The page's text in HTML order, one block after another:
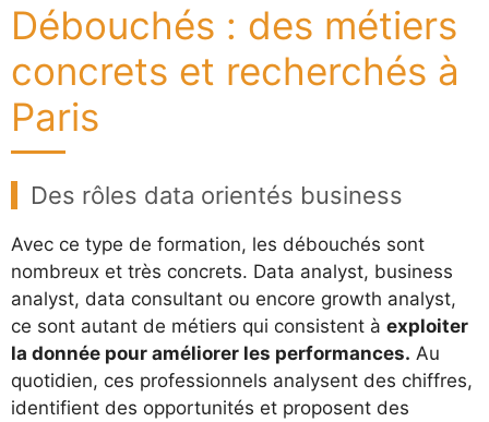
Débouchés : des métiers
concrets et recherchés à
Paris
Des rôles data orientés business
Avec ce type de formation, les débouchés sont
nombreux et très concrets. Data analyst, business
analyst, data consultant ou encore growth analyst,
ce sont autant de métiers qui consistent à exploiter
la donnée pour améliorer les performances. Au
quotidien, ces professionnels analysent des chiffres,
identifient des opportunités et proposent des